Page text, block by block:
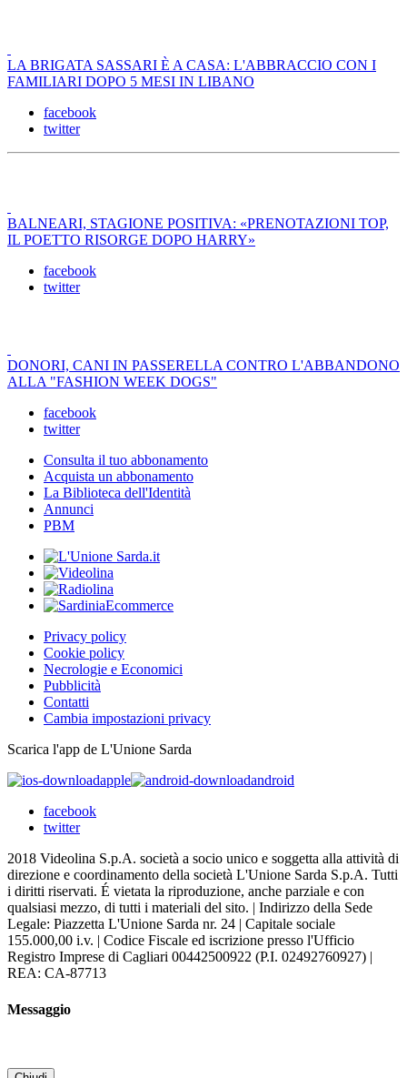
LA BRIGATA SASSARI È A CASA: L'ABBRACCIO CON I
FAMILIARI DOPO 5 MESI IN LIBANO
facebook
twitter
BALNEARI, STAGIONE POSITIVA: «PRENOTAZIONI TOP,
IL POETTO RISORGE DOPO HARRY»
facebook
twitter
DONORI, CANI IN PASSERELLA CONTRO L'ABBANDONO
ALLA "FASHION WEEK DOGS"
facebook
twitter
Consulta il tuo abbonamento
Acquista un abbonamento
La Biblioteca dell'Identità
Annunci
PBM
Privacy policy
Cookie policy
Necrologie e Economici
Pubblicità
Contatti
Cambia impostazioni privacy
Scarica l'app de L'Unione Sarda
apple
android
facebook
twitter
2018 Videolina S.p.A. società a socio unico e soggetta alla attività di
direzione e coordinamento della società L'Unione Sarda S.p.A. Tutti
i diritti riservati. É vietata la riproduzione, anche parziale e con
qualsiasi mezzo, di tutti i materiali del sito. | Indirizzo della Sede
Legale: Piazzetta L'Unione Sarda nr. 24 | Capitale sociale
155.000,00 i.v. | Codice Fiscale ed iscrizione presso l'Ufficio
Registro Imprese di Cagliari 00442500922 (P.I. 02492760927) |
REA: CA-87713
Messaggio